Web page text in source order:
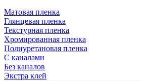
Матовая пленка
Глянцевая пленка
Текстурная пленка
Хромированная пленка
Полиуретановая пленка
С каналами
Без каналов
Экстра клей